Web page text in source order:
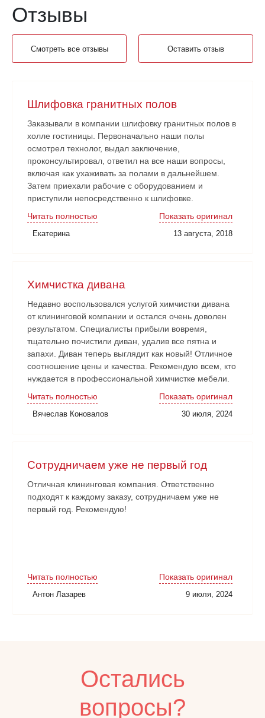
Отзывы
Смотреть все отзывы Оставить отзыв
Шлифовка гранитных полов
Заказывали в компании шлифовку гранитных полов в
холле гостиницы. Первоначально наши полы
осмотрел технолог, выдал заключение,
проконсультировал, ответил на все наши вопросы,
включая как ухаживать за полами в дальнейшем.
Затем приехали рабочие с оборудованием и
приступили непосредственно к шлифовке.
наши замечания и пожелания учитывали. Работа
сдана в срок. Очень довольны!
Читать полностью Показать оригинал
Екатерина 13 августа, 2018
Химчистка дивана
Недавно воспользовался услугой химчистки дивана
от клининговой компании и остался очень доволен
результатом. Специалисты прибыли вовремя,
тщательно почистили диван, удалив все пятна и
запахи. Диван теперь выглядит как новый! Отличное
соотношение цены и качества. Рекомендую всем, кто
нуждается в профессиональной химчистке мебели.
Читать полностью
Показать оригинал
Вячеслав Коновалов 30 июля, 2024
Сотрудничаем уже не первый год
Отличная клининговая компания. Ответственно
подходят к каждому заказу, сотрудничаем уже не
первый год. Рекомендую!
Читать полностью Показать оригинал
Антон Лазарев 9 июля, 2024
Остались
вопросы?